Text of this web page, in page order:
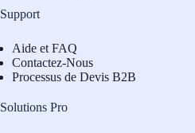
Support
Aide et FAQ
Contactez-Nous
Processus de Devis B2B
Solutions Pro